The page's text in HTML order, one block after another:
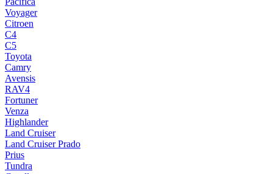
Voyager
Citroen
C4
C5
Toyota
Camry
Avensis
RAV4
Fortuner
Venza
Highlander
Land Cruiser
Land Cruiser Prado
Prius
Tundra